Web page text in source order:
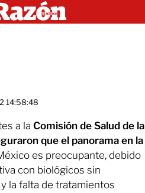
14:58:48
a la Comisión de Salud de la
que el panorama en la
es preocupante, debido
con biológicos sin
la falta de tratamientos